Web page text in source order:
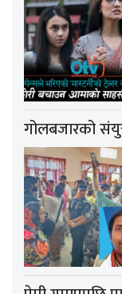
गोलबजारको